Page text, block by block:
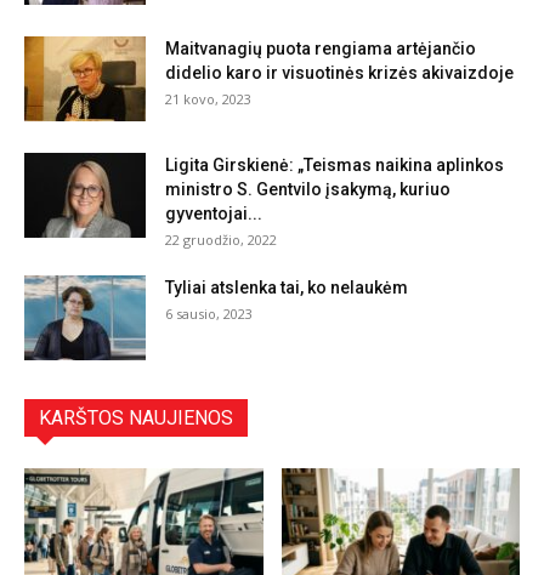
Maitvanagių puota rengiama artėjančio
didelio karo ir visuotinės krizės akivaizdoje
21 kovo, 2023
Ligita Girskienė: „Teismas naikina aplinkos
ministro S. Gentvilo įsakymą, kuriuo
gyventojai...
22 gruodžio, 2022
Tyliai atslenka tai, ko nelaukėm
6 sausio, 2023
KARŠTOS NAUJIENOS